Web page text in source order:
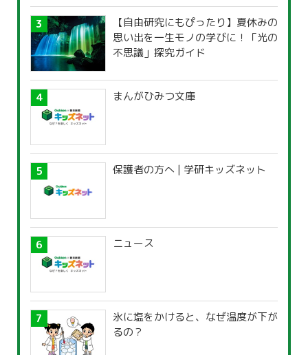
【自由研究にもぴったり】夏休みの
思い出を一生モノの学びに！「光の
不思議」探究ガイド
まんがひみつ文庫
保護者の方へ | 学研キッズネット
ニュース
氷に塩をかけると、なぜ温度が下が
るの？